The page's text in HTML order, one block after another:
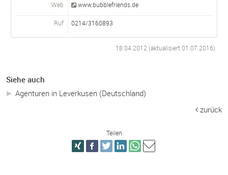
Web www.bubblefriends.de
Ruf 0214/3160893
18.04.2012 (aktualisiert01.07.2016)
Siehe auch
Agenturen in Leverkusen (Deutschland)
zurück
Teilen